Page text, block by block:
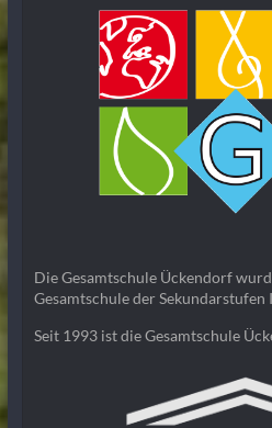
Die Gesamtschule Ückendorf
Gesamtschule der Sekundarstufen
Seit 1993 ist die Gesamtschule